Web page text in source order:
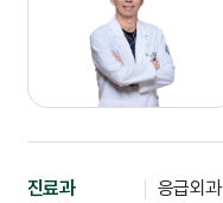
진료과
응급외과